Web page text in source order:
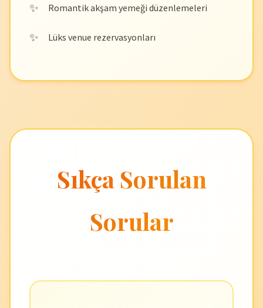
Romantik akşam yemeği düzenlemeleri
Lüks venue rezervasyonları
Sıkça Sorulan
Sorular